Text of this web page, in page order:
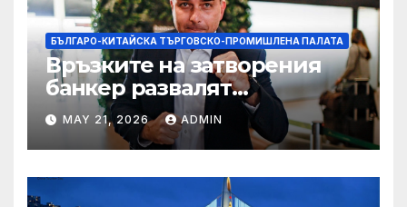
БЪЛГАРО-КИТАЙСКА ТЪРГОВСКО-ПРОМИШЛЕНА ПАЛАТА
Връзките на затворения
банкер развалят
надеждите на Флавио
Болсонаро за президент на
Бразилия
MAY 21, 2026 ADMIN